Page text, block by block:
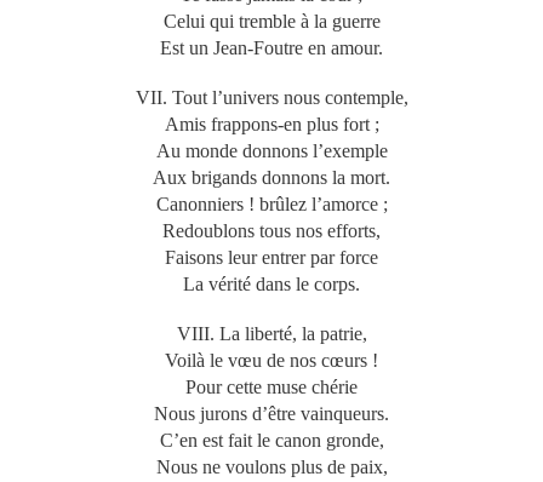
Celui qui tremble à la guerre
Est un Jean-Foutre en amour.
VII. Tout l’univers nous contemple,
Amis frappons-en plus fort ;
Au monde donnons l’exemple
Aux brigands donnons la mort.
Canonniers ! brûlez l’amorce ;
Redoublons tous nos efforts,
Faisons leur entrer par force
La vérité dans le corps.
VIII. La liberté, la patrie,
Voilà le vœu de nos cœurs !
Pour cette muse chérie
Nous jurons d’être vainqueurs.
C’en est fait le canon gronde,
Nous ne voulons plus de paix,